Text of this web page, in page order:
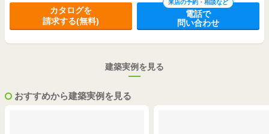
対応内容
こだわりの外観デザイン提案可
カタログを
請求する(無料)
来店の予約・相談など
電話で
問い合わせ
建築実例を見る
おすすめから建築実例を見る